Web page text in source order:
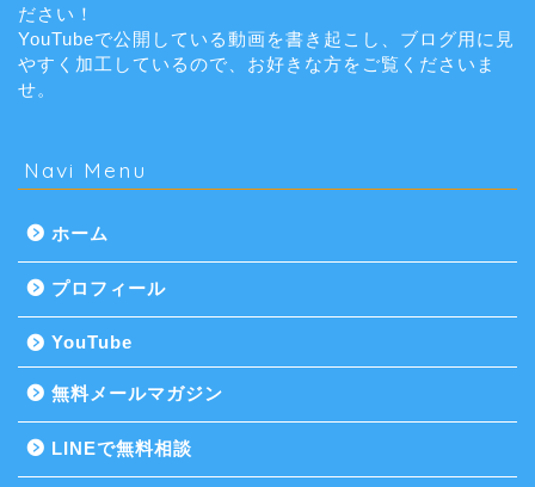
ださい！
YouTubeで公開している動画を書き起こし、ブログ用に見
やすく加工しているので、お好きな方をご覧くださいま
せ。
Navi Menu
ホーム
プロフィール
YouTube
無料メールマガジン
LINEで無料相談